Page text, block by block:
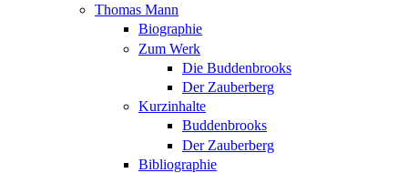
Thomas Mann
Biographie
Zum Werk
Die Buddenbrooks
Der Zauberberg
Kurzinhalte
Buddenbrooks
Der Zauberberg
Bibliographie